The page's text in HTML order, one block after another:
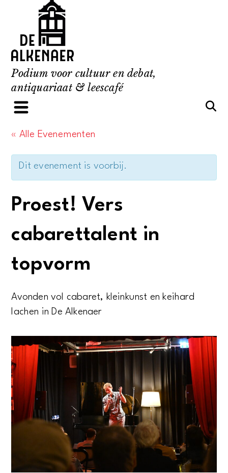
content
Podium voor cultuur en debat,
antiquariaat & leescafé
« Alle Evenementen
Dit evenement is voorbij.
Proest! Vers
cabarettalent in
topvorm
Avonden vol cabaret, kleinkunst en keihard
lachen in De Alkenaer